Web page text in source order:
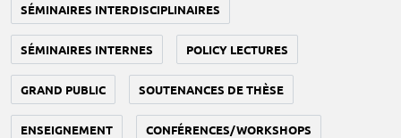
SÉMINAIRES INTERDISCIPLINAIRES
SÉMINAIRES INTERNES POLICY LECTURES
GRAND PUBLIC SOUTENANCES DE THÈSE
ENSEIGNEMENT CONFÉRENCES/WORKSHOPS